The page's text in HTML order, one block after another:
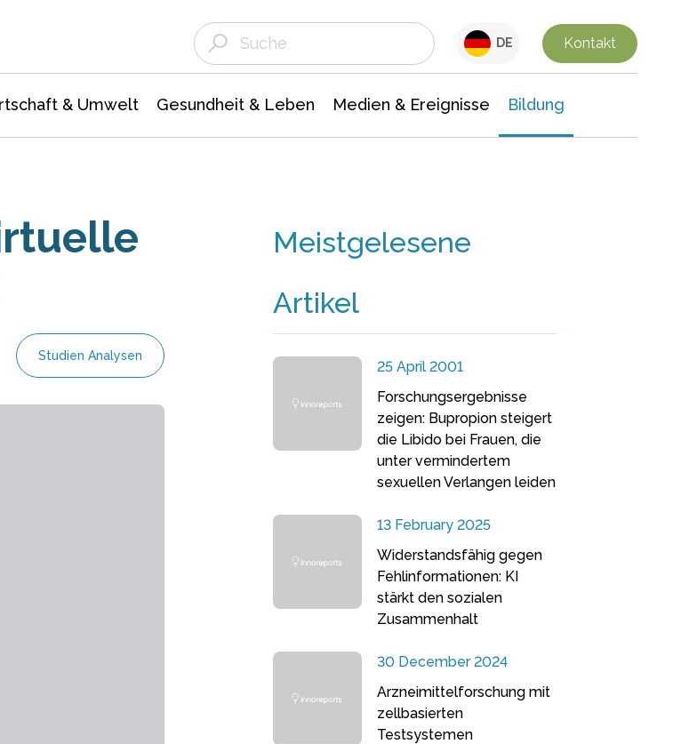
DE Kontakt
& Umwelt Gesundheit & Leben Medien & Ereignisse Bildung
Studien Analysen
Meistgelesene
Artikel
25 April 2001
Forschungsergebnisse
zeigen: Bupropion steigert
die Libido bei Frauen, die
unter vermindertem
sexuellen Verlangen leiden
13 February 2025
Widerstandsfähig gegen
Fehlinformationen: KI
stärkt den sozialen
Zusammenhalt
30 December 2024
Arzneimittelforschung mit
zellbasierten
Testsystemen